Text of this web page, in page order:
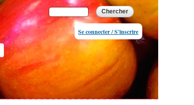
Formulaire de
recherche
Chercher
Se connecter / S'inscrire